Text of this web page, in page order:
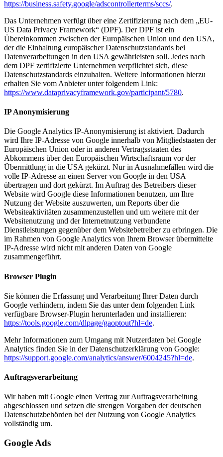
https://business.safety.google/adscontrollerterms/sccs/.
Das Unternehmen verfügt über eine Zertifizierung nach dem „EU-
US Data Privacy Framework“ (DPF). Der DPF ist ein
Übereinkommen zwischen der Europäischen Union und den USA,
der die Einhaltung europäischer Datenschutzstandards bei
Datenverarbeitungen in den USA gewährleisten soll. Jedes nach
dem DPF zertifizierte Unternehmen verpflichtet sich, diese
Datenschutzstandards einzuhalten. Weitere Informationen hierzu
erhalten Sie vom Anbieter unter folgendem Link:
https://www.dataprivacyframework.gov/participant/5780.
IP Anonymisierung
Die Google Analytics IP-Anonymisierung ist aktiviert. Dadurch
wird Ihre IP-Adresse von Google innerhalb von Mitgliedstaaten der
Europäischen Union oder in anderen Vertragsstaaten des
Abkommens über den Europäischen Wirtschaftsraum vor der
Übermittlung in die USA gekürzt. Nur in Ausnahmefällen wird die
volle IP-Adresse an einen Server von Google in den USA
übertragen und dort gekürzt. Im Auftrag des Betreibers dieser
Website wird Google diese Informationen benutzen, um Ihre
Nutzung der Website auszuwerten, um Reports über die
Websiteaktivitäten zusammenzustellen und um weitere mit der
Websitenutzung und der Internetnutzung verbundene
Dienstleistungen gegenüber dem Websitebetreiber zu erbringen. Die
im Rahmen von Google Analytics von Ihrem Browser übermittelte
IP-Adresse wird nicht mit anderen Daten von Google
zusammengeführt.
Browser Plugin
Sie können die Erfassung und Verarbeitung Ihrer Daten durch
Google verhindern, indem Sie das unter dem folgenden Link
verfügbare Browser-Plugin herunterladen und installieren:
https://tools.google.com/dlpage/gaoptout?hl=de.
Mehr Informationen zum Umgang mit Nutzerdaten bei Google
Analytics finden Sie in der Datenschutzerklärung von Google:
https://support.google.com/analytics/answer/6004245?hl=de.
Auftragsverarbeitung
Wir haben mit Google einen Vertrag zur Auftragsverarbeitung
abgeschlossen und setzen die strengen Vorgaben der deutschen
Datenschutzbehörden bei der Nutzung von Google Analytics
vollständig um.
Google Ads